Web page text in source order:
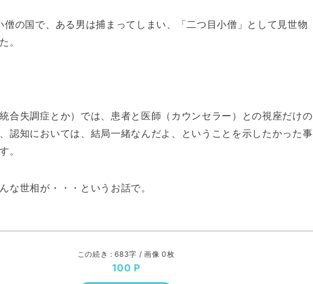
僧の国で、ある男は捕まってしまい、「二つ目小僧」として見世物
。
合失調症とか）では、患者と医師（カウンセラー）との視座だけの
認知においては、結局一緒なんだよ、ということを示したかった事
。
な世相が・・・というお話で。
この続き : 683字 / 画像 0枚
100